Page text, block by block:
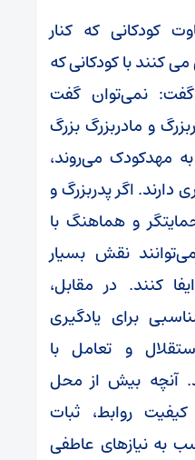
کودکانی که کنار
کنند با کودکانی که
نمی‌توان گفت
و مادربزرگ بزرگ
مهدکودک می‌روند،
دارند. اگر پدربزرگ و
و هماهنگ با
نقش بسیار
کنند. در مقابل،
برای یادگیری
و تعامل با
آنچه بیش از محل
روابط، ثبات
به نیازهای عاطفی